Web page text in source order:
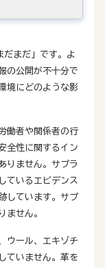
だまだ」です。よ
の公開が不十分で
境にどのような影
働者や関係者の行
全性に関するイン
りません。サプラ
ているエビデンス
しています。サプ
ません。
ウール、エキゾチ
ていません。革を